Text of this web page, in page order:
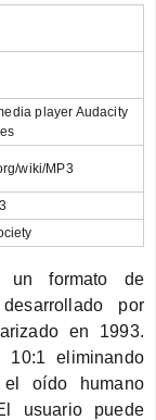
player Audacity
wiki/MP3
un formato de
por
en 1993.
10:1 eliminando
oído humano
usuario puede